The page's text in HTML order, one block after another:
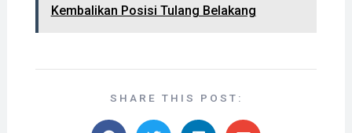
Kembalikan Posisi Tulang Belakang
SHARE THIS POST: